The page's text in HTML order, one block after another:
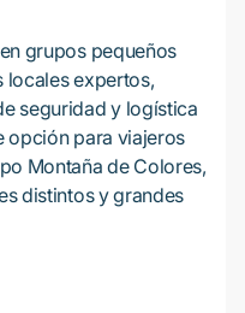
grupos pequeños
locales expertos,
seguridad y logística
opción para viajeros
Montaña de Colores,
distintos y grandes